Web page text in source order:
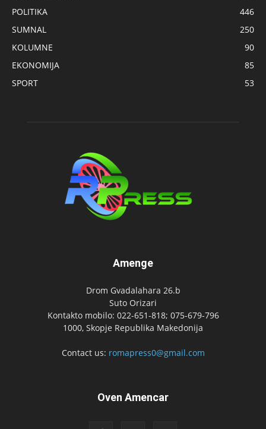
POLITIKA
446
SUMNAL
250
KOLUMNE
90
EKONOMIJA
85
SPORT
53
Amenge
Drom Gvadalahara 26.b
Suto Orizari
Kontakto mobilo: 022-651-818; 075-679-796
1000, Skopje Republika Makedonija
Contact us: romapress0@gmail.com
Oven Amencar